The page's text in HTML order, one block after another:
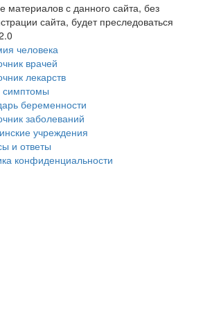
материалов с данного сайта, без
сайта, будет преследоваться
человека
врачей
лекарств
симптомы
беременности
заболеваний
учреждения
и ответы
конфиденциальности